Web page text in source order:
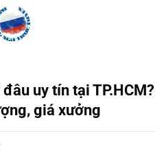
uy tín tại TP.HCM?
giá xưởng